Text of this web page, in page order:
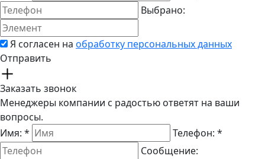
Выбрано:
Я согласен на обработку персональных данных
Отправить
Заказать звонок
Менеджеры компании с радостью ответят на ваши
вопросы.
Имя: * Телефон: *
Сообщение: